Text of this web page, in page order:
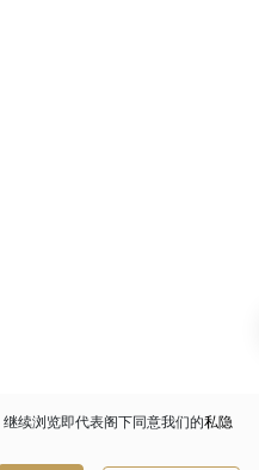
续浏览即代表阁下同意我们的私隐